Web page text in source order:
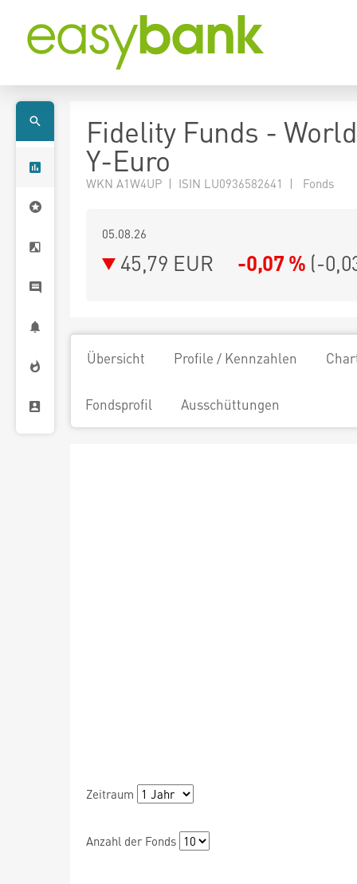
Fidelity Funds -
Y-Euro
WKN A1W4UP | ISIN LU0936582641 | Fonds
05.08.26
45,79 EUR -0,07 % (-
Übersicht Profile / Kennzahlen
Fondsprofil Ausschüttungen
Zeitraum
Anzahl der Fonds